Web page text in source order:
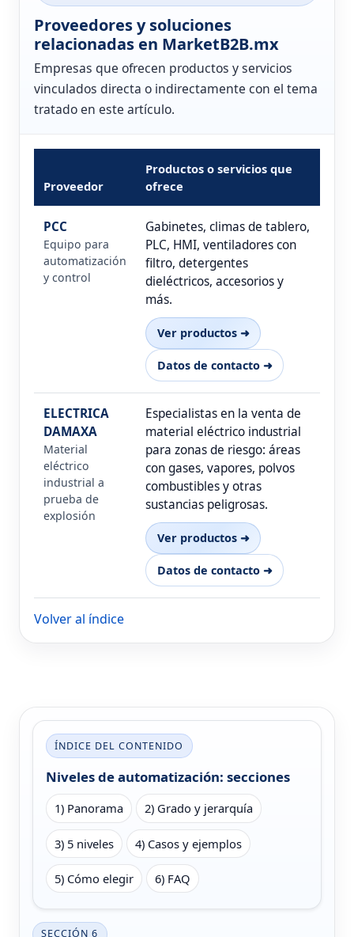
Proveedores y soluciones
relacionadas en MarketB2B.mx
Empresas que ofrecen productos y servicios
vinculados directa o indirectamente con el tema
tratado en este artículo.
Proveedor
Productos o servicios que
ofrece
PCC
Equipo para
automatización
y control
Gabinetes, climas de tablero,
PLC, HMI, ventiladores con
filtro, detergentes
dieléctricos, accesorios y
más.
Ver productos ➜
Datos de contacto ➜
ELECTRICA
DAMAXA
Material
eléctrico
industrial a
prueba de
explosión
Especialistas en la venta de
material eléctrico industrial
para zonas de riesgo: áreas
con gases, vapores, polvos
combustibles y otras
sustancias peligrosas.
Ver productos ➜
Datos de contacto ➜
Volver al índice
ÍNDICE DEL CONTENIDO
Niveles de automatización: secciones
1) Panorama 2) Grado y jerarquía
3) 5 niveles 4) Casos y ejemplos
5) Cómo elegir 6) FAQ
SECCIÓN 6